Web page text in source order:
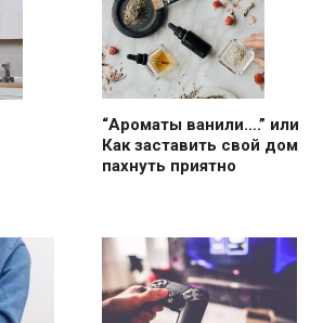
“Ароматы ванили….” или
Как заставить свой дом
пахнуть приятно